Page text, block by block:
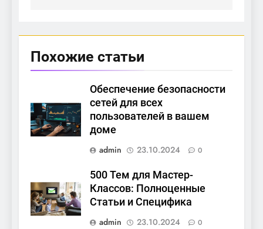
Похожие статьи
Обеспечение безопасности
сетей для всех
пользователей в вашем
доме
admin
23.10.2024 0
500 Тем для Мастер-
Классов: Полноценные
Статьи и Специфика
admin
23.10.2024 0